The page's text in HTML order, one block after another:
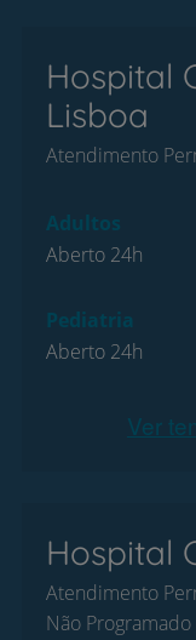
Hospital
Lisboa
Atendimento
Adultos
Aberto 24h
Pediatria
Aberto 24h
Ver
Hospital
Atendimento
Não